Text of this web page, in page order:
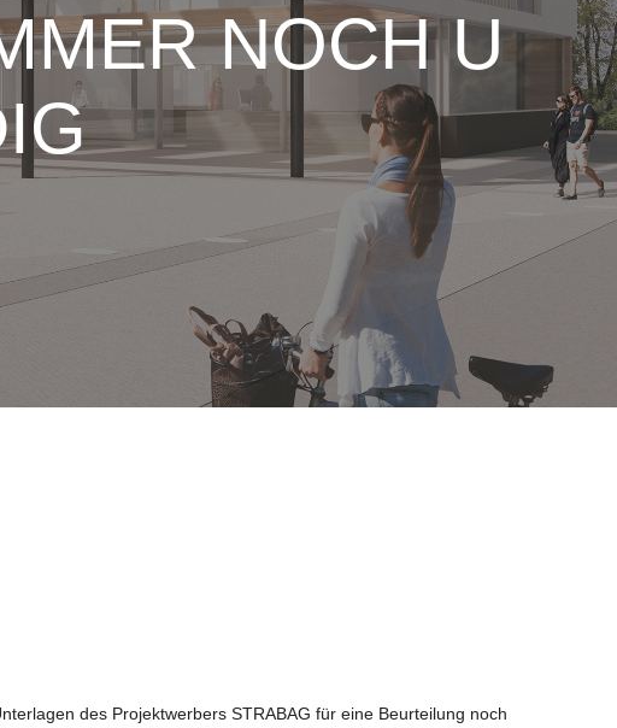
NOCH U
des Projektwerbers STRABAG für eine Beurteilung noch